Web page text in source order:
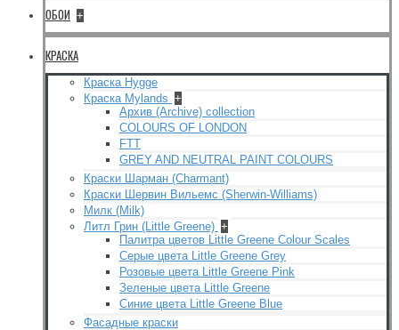
ОБОИ +
КРАСКА
Краска Hygge
Краска Mylands +
Архив (Archive) collection
COLOURS OF LONDON
FTT
GREY AND NEUTRAL PAINT COLOURS
Краски Шарман (Charmant)
Краски Шервин Вильемс (Sherwin-Williams)
Милк (Milk)
Литл Грин (Little Greene) +
Палитра цветов Little Greene Colour Scales
Серые цвета Little Greene Grey
Розовые цвета Little Greene Pink
Зеленые цвета Little Greene
Синие цвета Little Greene Blue
Фасадные краски